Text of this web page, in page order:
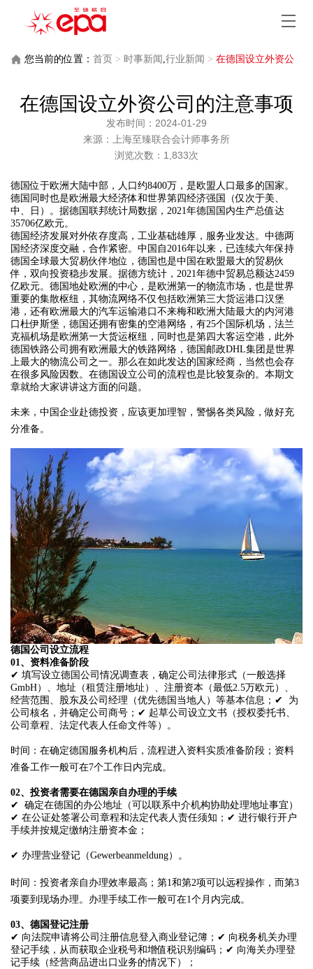
您当前的位置： 首页 > 时事新闻 ,行业新闻 > 在德国设立外资公
司的注意事项
在德国设立外资公司的注意事项
发布时间：2024-01-29
来源：上海至臻联合会计师事务所
浏览次数：1,833次
德国位于欧洲大陆中部，人口约8400万，是欧盟人口最多的国家。
德国同时也是欧洲最大经济体和世界第四经济强国（仅次于美、
中、日）。据德国联邦统计局数据，2021年德国国内生产总值达
35706亿欧元。
德国经济发展对外依存度高，工业基础雄厚，服务业发达。中德两
国经济深度交融，合作紧密。中国自2016年以来，已连续六年保持
德国全球最大贸易伙伴地位，德国也是中国在欧盟最大的贸易伙
伴，双向投资稳步发展。据德方统计，2021年德中贸易总额达2459
亿欧元。德国地处欧洲的中心，是欧洲第一的物流市场，也是世界
重要的集散枢纽，其物流网络不仅包括欧洲第三大货运港口汉堡
港，还有欧洲最大的汽车运输港口不来梅和欧洲大陆最大的内河港
口杜伊斯堡，德国还拥有密集的空港网络，有25个国际机场，法兰
克福机场是欧洲第一大货运枢纽，同时也是第四大客运空港，此外
德国铁路公司拥有欧洲最大的铁路网络，德国邮政DHL集团是世界
上最大的物流公司之一。那么在如此发达的国家经商，当然也会存
在很多风险因数。在德国设立公司的流程也是比较复杂的。本期文
章就给大家讲讲这方面的问题。
未来，中国企业赴德投资，应该更加理智，警惕各类风险，做好充
分准备。
德国公司设立流程
01、 资料准备阶段
✔ 填写设立德国公司情况调查表，确定公司法律形式（一般选择
GmbH）、地址（租赁注册地址）、注册资本（最低2.5万欧元）、
经营范围、股东及公司经理（优先德国当地人）等基本信息；✔ 为
公司核名，并确定公司商号；✔ 起草公司设立文书（授权委托书、
公司章程、法定代表人任命文件等）。
时间：在确定德国服务机构后，流程进入资料实质准备阶段；资料
准备工作一般可在7个工作日内完成。
02、 投资者需要在德国亲自办理的手续
✔ 确定在德国的办公地址（可以联系中介机构协助处理地址事宜）
✔ 在公证处签署公司章程和法定代表人责任须知；✔ 进行银行开户
手续并按规定缴纳注册资本金；
✔ 办理营业登记（Gewerbeanmeldung）。
时间：投资者亲自办理效率最高；第1和第2项可以远程操作，而第3
项要到现场办理。办理手续工作一般可在1个月内完成。
03、 德国登记注册
✔ 向法院申请将公司注册信息登入商业登记簿；✔ 向税务机关办理
登记手续，从而获取企业税号和增值税识别编码；✔ 向海关办理登
记手续（经营商品进出口业务的情况下）；